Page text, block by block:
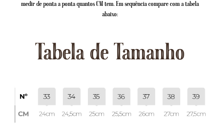
medir de ponta a ponta quantos CM tem. Em sequência compare com a tabela
abaixo:
Tabela de Tamanho